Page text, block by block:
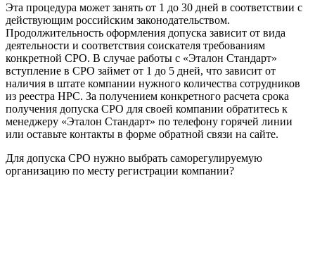
Эта процедура может занять от 1 до 30 дней в соответствии с
действующим российским законодательством.
Продолжительность оформления допуска зависит от вида
деятельности и соответствия соискателя требованиям
конкретной СРО. В случае работы с «Эталон Стандарт»
вступление в СРО займет от 1 до 5 дней, что зависит от
наличия в штате компании нужного количества сотрудников
из реестра НРС. За получением конкретного расчета срока
получения допуска СРО для своей компании обратитесь к
менеджеру «Эталон Стандарт» по телефону горячей линии
или оставьте контакты в форме обратной связи на сайте.
Для допуска СРО нужно выбрать саморегулируемую
организацию по месту регистрации компании?